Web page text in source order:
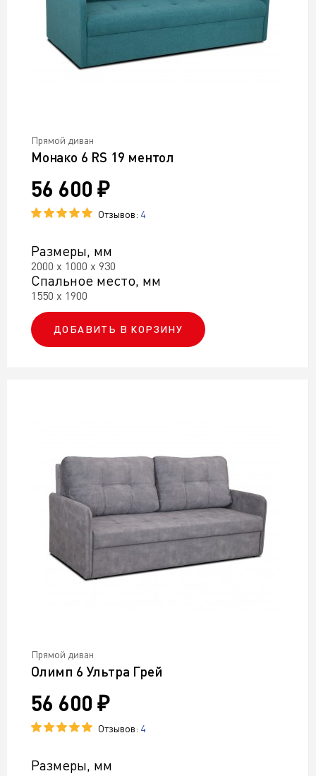
Прямой диван
Монако 6 RS 19 ментол
56 600 ₽
Отзывов: 4
Размеры, мм
2000 х 1000 х 930
Спальное место, мм
1550 х 1900
ДОБАВИТЬ В КОРЗИНУ
Прямой диван
Олимп 6 Ультра Грей
56 600 ₽
Отзывов: 4
Размеры, мм